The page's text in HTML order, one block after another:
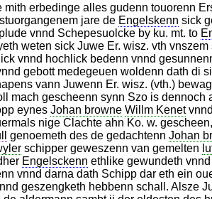
erbedinge alles gudenn touorenn
jare de Engelskenn sick
vnnd Schepesuolcke by ku. mt. to
weten sick Juwe Er. wisz. vth
vnnd hochlick bedenn vnnd
gebott medegeuen woldenn dath di
vann Juwenn Er. wisz. (vth.)
mach gescheenn synn Szo is dennoch
eynes Johan browne Willm Kenetvnnd
nige Clachte ahn Ko. w.
genoemeth des de gedachtenn Johan
schipper geweszenn van gemelten
Engelsckenn ethlike gewundeth
vnnd darna dath Schipp dar eth ein
geszengketh hebbenn schall. Alsze